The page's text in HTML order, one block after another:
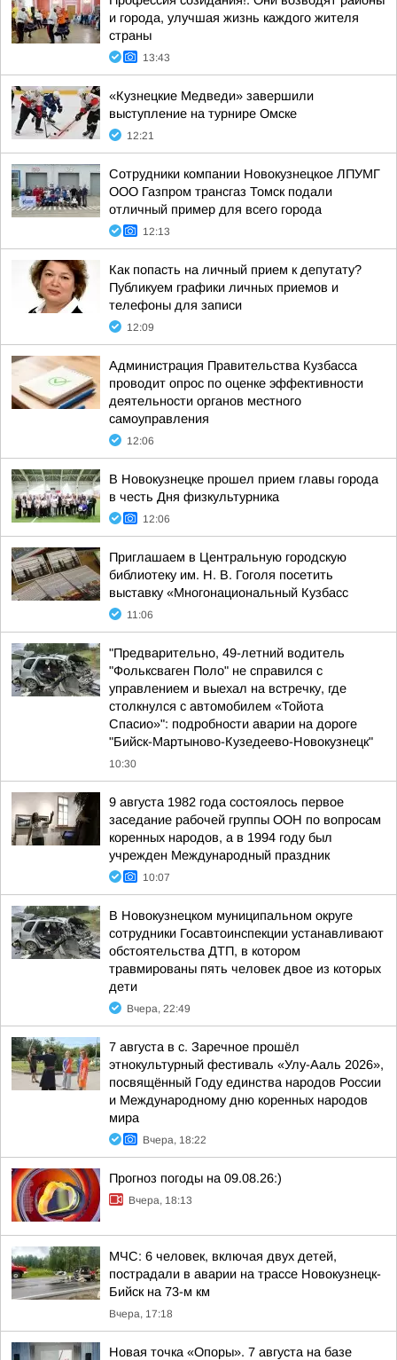
и города, улучшая жизнь каждого жителя
страны
13:43
«Кузнецкие Медведи» завершили
выступление на турнире Омске
12:21
Сотрудники компании Новокузнецкое ЛПУМГ
ООО Газпром трансгаз Томск подали
отличный пример для всего города
12:13
Как попасть на личный прием к депутату?
Публикуем графики личных приемов и
телефоны для записи
12:09
Администрация Правительства Кузбасса
проводит опрос по оценке эффективности
деятельности органов местного
самоуправления
12:06
В Новокузнецке прошел прием главы города
в честь Дня физкультурника
12:06
Приглашаем в Центральную городскую
библиотеку им. Н. В. Гоголя посетить
выставку «Многонациональный Кузбасс
11:06
"Предварительно, 49-летний водитель
"Фольксваген Поло" не справился с
управлением и выехал на встречку, где
столкнулся с автомобилем «Тойота
Спасио»": подробности аварии на дороге
"Бийск-Мартыново-Кузедеево-Новокузнецк"
10:30
9 августа 1982 года состоялось первое
заседание рабочей группы ООН по вопросам
коренных народов, а в 1994 году был
учрежден Международный праздник
10:07
В Новокузнецком муниципальном округе
сотрудники Госавтоинспекции устанавливают
обстоятельства ДТП, в котором
травмированы пять человек двое из которых
дети
Вчера, 22:49
7 августа в с. Заречное прошёл
этнокультурный фестиваль «Улу-Ааль 2026»,
посвящённый Году единства народов России
и Международному дню коренных народов
мира
Вчера, 18:22
Прогноз погоды на 09.08.26:)
Вчера, 18:13
МЧС: 6 человек, включая двух детей,
пострадали в аварии на трассе Новокузнецк-
Бийск на 73-м км
Вчера, 17:18
Новая точка «Опоры». 7 августа на базе